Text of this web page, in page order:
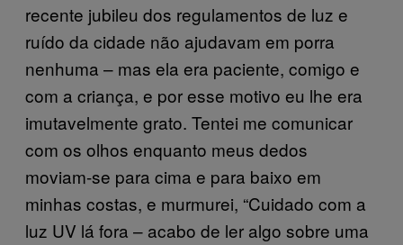
recente jubileu dos regulamentos de luz e
ruído da cidade não ajudavam em porra
nenhuma – mas ela era paciente, comigo e
com a criança, e por esse motivo eu lhe era
imutavelmente grato. Tentei me comunicar
com os olhos enquanto meus dedos
moviam-se para cima e para baixo em
minhas costas, e murmurei, “Cuidado com a
luz UV lá fora – acabo de ler algo sobre uma